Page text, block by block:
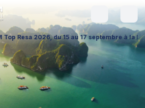
du 15 au 17 septembre à la Porte de